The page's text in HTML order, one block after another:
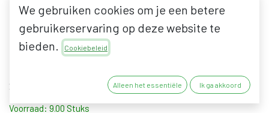
MACO HS KOMGREEP LANG
22,90
Voorraad: 9.00 Stuks
We gebruiken cookies om je een betere
gebruikerservaring op deze website te
bieden.
Cookiebeleid
Alleen het essentiële Ik ga akkoord